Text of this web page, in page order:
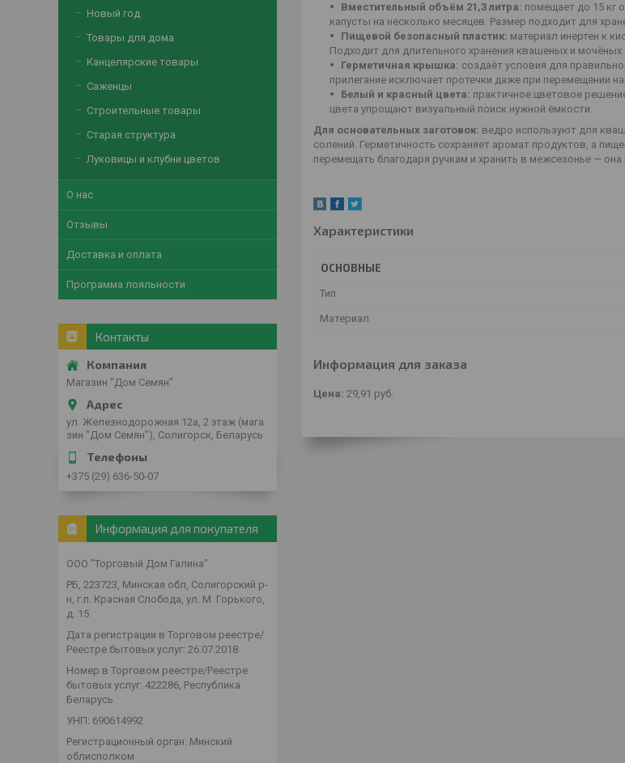
Вместительный объём 21,3 литра: помещает до 15 кг
капусты на несколько месяцев. Размер подходит для
Пищевой безопасный пластик: материал инертен к
Подходит для длительного хранения квашеных и мочёных
Герметичная крышка: создаёт условия для
прилегание исключает протечки даже при перемещении
Белый и красный цвета: практичное цветовое
цвета упрощают визуальный поиск нужной ёмкости.
Для основательных заготовок: ведро используют для
солений. Герметичность сохраняет аромат продуктов, а
перемещать благодаря ручкам и хранить в межсезонье —
Характеристики
ОСНОВНЫЕ
Тип
Материал
Информация для заказа
Цена: 29,91 руб.
Новый год
Товары для дома
Канцелярские товары
Саженцы
Строительные товары
Старая структура
Луковицы и клубни цветов
О нас
Отзывы
Доставка и оплата
Программа лояльности
Контакты
Магазин "Дом Семян"
ул. Железнодорожная 12а, 2 этаж (мага
зин "Дом Семян"), Солигорск, Беларусь
+375 (29) 636-50-07
Информация для покупателя
ООО "Торговый Дом Галина"
РБ, 223723, Минская обл, Солигорский р-
н, г.п. Красная Слобода, ул. М. Горького,
д. 15
Дата регистрации в Торговом реестре/
Реестре бытовых услуг: 26.07.2018
Номер в Торговом реестре/Реестре
бытовых услуг: 422286, Республика
Беларусь
УНП: 690614992
Регистрационный орган: Минский
облисполком